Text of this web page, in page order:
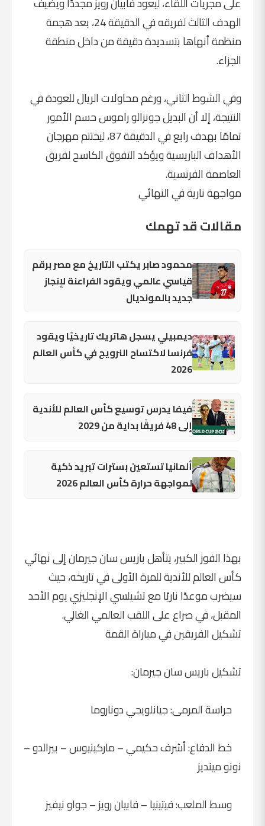
الهدف الثالث لفريقه في الدقيقة 24، بعد هجمة
منظمة أنهاها بتسديدة دقيقة من داخل منطقة
الجزاء.
وفي الشوط الثاني، ورغم محاولات الريال للعودة في
النتيجة، إلا أن البديل جونزالو راموس حسم الأمور
تمامًا بهدف رابع في الدقيقة 87، ليختتم مهرجان
الأهداف الباريسية ويؤكد التفوق الكاسح لفريق
العاصمة الفرنسية.
مواجهة نارية في النهائي
مقالات قد تهمك
محمود صابر يكتب التاريخ مع مصر برقم
قياسي عالمي ويقود الفراعنة لإنجاز
جديد بالمونديال
ديمبيلي يسجل هاتريك تاريخيًا ويقود
فرنسا لاكتساح النرويج في كأس العالم
2026
فيفا يدرس توسيع كأس العالم للأندية
إلى 48 فريقًا بداية من 2029
ألمانيا تستعين بسترات تبريد ذكية
لمواجهة حرارة كأس العالم 2026
بهذا الفوز الكبير، يتأهل باريس سان جيرمان إلى نهائي
كأس العالم للأندية للمرة الأولى في تاريخه، حيث
سيضرب موعدًا ناريًا مع تشيلسي الإنجليزي يوم الأحد
المقبل، في صراع على اللقب العالمي الغالي.
تشكيل الفريقين في مباراة القمة
تشكيل باريس سان جيرمان:
حراسة المرمى: جيانلويجي دوناروما
خط الدفاع: أشرف حكيمي – ماركينيوس – بيرالدو –
نونو مينديز
وسط الملعب: فيتينيا – فابيان رويز – جواو نيفيز